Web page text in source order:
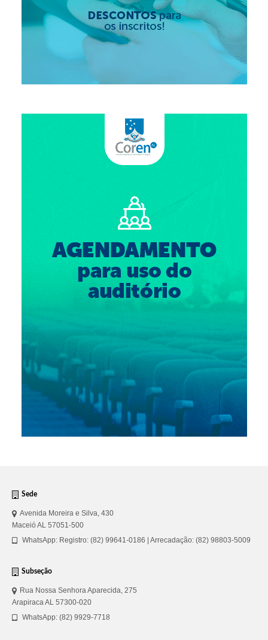
Sede
Avenida Moreira e Silva, 430
Maceió AL 57051-500
WhatsApp: Registro: (82) 99641-0186 | Arrecadação: (82) 98803-5009
Subseção
Rua Nossa Senhora Aparecida, 275
Arapiraca AL 57300-020
WhatsApp: (82) 9929-7718